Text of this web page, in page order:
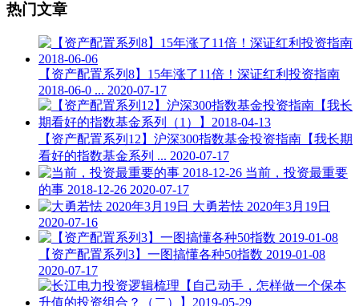
热门文章
【资产配置系列8】15年涨了11倍！深证红利投资指南
2018-06-0 ... 2020-07-17
【资产配置系列12】沪深300指数基金投资指南【我长期
看好的指数基金系列 ... 2020-07-17
当前，投资最重要
的事 2018-12-26 2020-07-17
大勇若怯 2020年3月19日
2020-07-16
【资产配置系列3】一图搞懂各种50指数 2019-01-08
2020-07-17